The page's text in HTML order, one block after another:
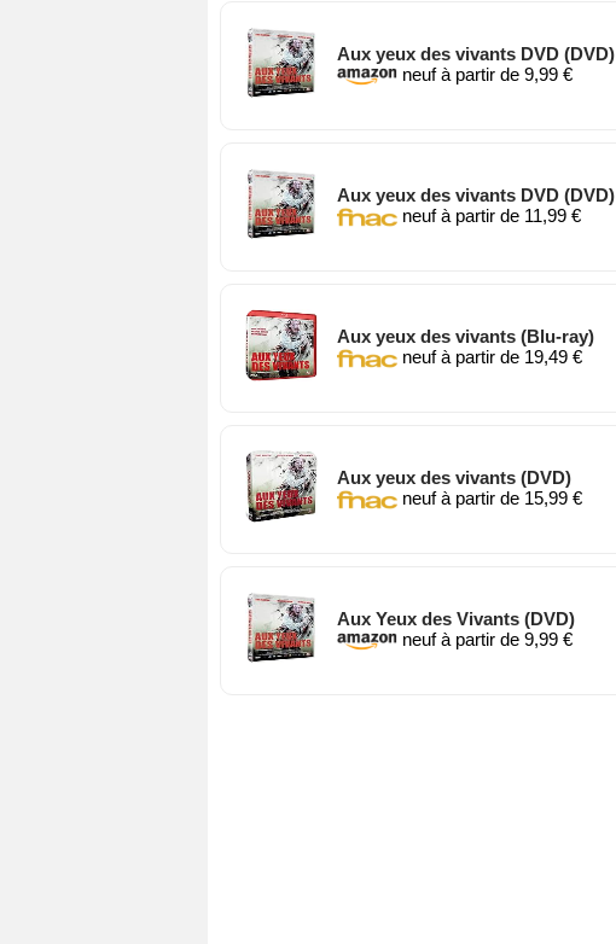
Aux yeux des vivants DVD (DVD)
neuf à partir de 9,99 €
Aux yeux des vivants DVD (DVD)
neuf à partir de 11,99 €
Aux yeux des vivants (Blu-ray)
neuf à partir de 19,49 €
Aux yeux des vivants (DVD)
neuf à partir de 15,99 €
Aux Yeux des Vivants (DVD)
neuf à partir de 9,99 €